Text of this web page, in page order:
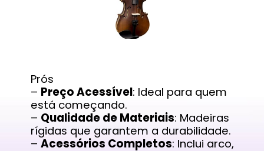
Prós
– Preço Acessível: Ideal para quem
está começando.
– Qualidade de Materiais: Madeiras
rígidas que garantem a durabilidade.
–Acessórios Completos: Inclui arco,